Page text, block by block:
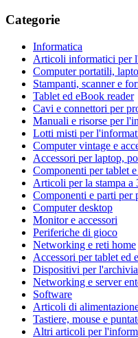
Categorie
Informatica
Articoli informatici per
Computer portatili,
Stampanti, scanner e
Tablet ed eBook reader
Cavi e connettori per
Manuali e risorse per
Lotti misti per
Computer vintage e
Accessori per laptop,
Componenti per tablet
Articoli per la stampa a
Componenti e parti per
Computer desktop
Monitor e accessori
Periferiche di gioco
Networking e reti home
Accessori per tablet ed
Dispositivi per
Networking e server
Software
Articoli di
Tastiere, mouse e
Altri articoli per